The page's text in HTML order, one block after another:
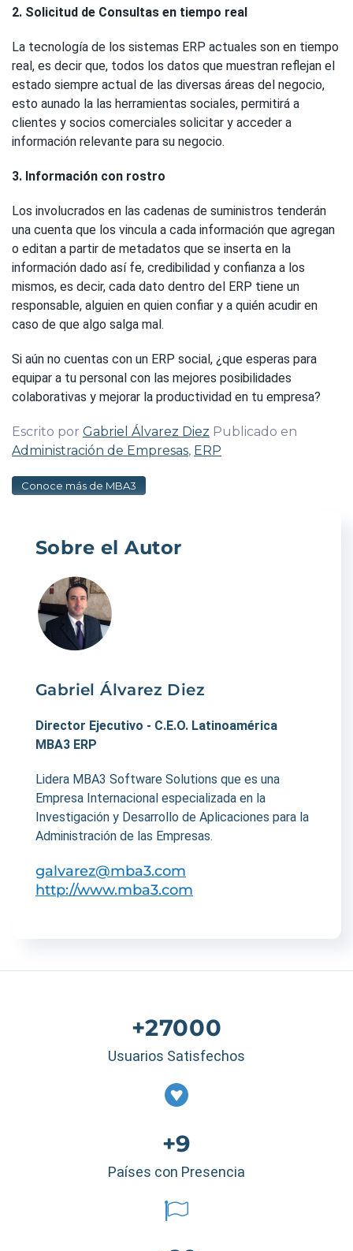
2. Solicitud de Consultas en tiempo real
La tecnología de los sistemas ERP actuales son en tiempo
real, es decir que, todos los datos que muestran reflejan el
estado siempre actual de las diversas áreas del negocio,
esto aunado la las herramientas sociales, permitirá a
clientes y socios comerciales solicitar y acceder a
información relevante para su negocio.
3. Información con rostro
Los involucrados en las cadenas de suministros tenderán
una cuenta que los vincula a cada información que agregan
o editan a partir de metadatos que se inserta en la
información dado así fe, credibilidad y confianza a los
mismos, es decir, cada dato dentro del ERP tiene un
responsable, alguien en quien confiar y a quién acudir en
caso de que algo salga mal.
Si aún no cuentas con un ERP social, ¿que esperas para
equipar a tu personal con las mejores posibilidades
colaborativas y mejorar la productividad en tu empresa?
Escrito por Gabriel Álvarez Diez Publicado en
Administración de Empresas, ERP
Conoce más de MBA3
Sobre el Autor
Gabriel Álvarez Diez
Director Ejecutivo - C.E.O. Latinoamérica
MBA3 ERP
Lidera MBA3 Software Solutions que es una
Empresa Internacional especializada en la
Investigación y Desarrollo de Aplicaciones para la
Administración de las Empresas.
galvarez@mba3.com
http://www.mba3.com
+27000
Usuarios Satisfechos
+9
Países con Presencia